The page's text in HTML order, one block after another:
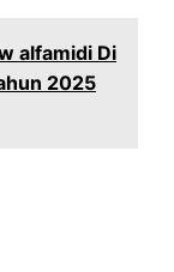
alfamidi Di
2025